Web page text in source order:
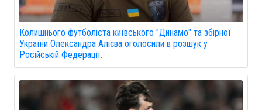
Колишнього футболіста київського "Динамо" та збірної
України Олександра Алієва оголосили в розшук у
Російській Федерації.